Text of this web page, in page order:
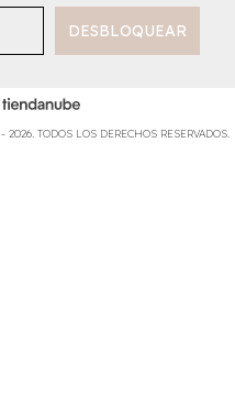
TODOS LOS DERECHOS RESERVADOS.